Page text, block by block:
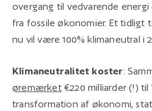
overgang til vedvarende
fra fossile økonomier. Et tidligt
nu vil være 100% klimaneutral i
Klimaneutralitet koster:
øremærket€220 milliarder (!)
transformation af økonomi,